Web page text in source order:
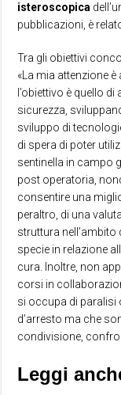
isteroscopica
pubblicazioni, è
Tra gli obiettivi
«La mia attenzione
l’obiettivo è quello
sicurezza,
sviluppo di
di spera di poter
sentinella in campo
post operatoria,
consentire una
peraltro, di una
struttura nell’ambito
specie in relazione
cura. Inoltre, non
corsi in
si occupa di paralisi
d’arresto ma che
condivisione,
Leggi